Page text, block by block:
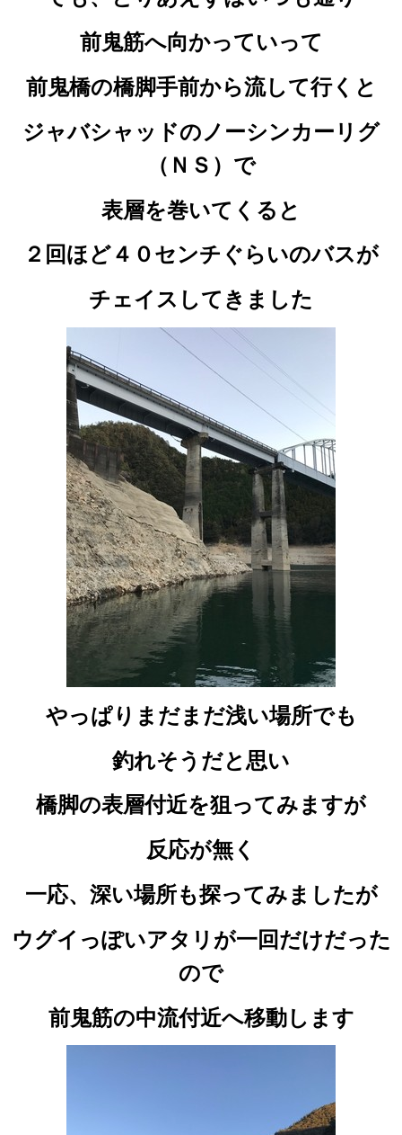
前鬼筋へ向かっていって
前鬼橋の橋脚手前から流して行くと
ジャバシャッドのノーシンカーリグ
（ＮＳ）で
表層を巻いてくると
２回ほど４０センチぐらいのバスが
チェイスしてきました
やっぱりまだまだ浅い場所でも
釣れそうだと思い
橋脚の表層付近を狙ってみますが
反応が無く
一応、深い場所も探ってみましたが
ウグイっぽいアタリが一回だけだった
ので
前鬼筋の中流付近へ移動します